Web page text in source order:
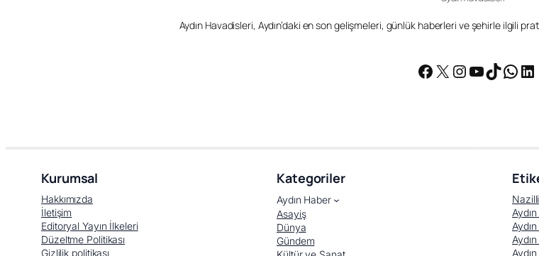
Aydın Havadisleri, Aydın’daki en son gelişmeleri, günlük haberleri ve şehirle ilgili
Facebook
X Instagram
YouTube
TikTok
Kurumsal
Hakkımızda
İletişim
Editoryal Yayın İlkeleri
Düzeltme Politikası
Gizlilik politikası
Kategoriler
Aydın Haber
Asayiş
Dünya
Gündem